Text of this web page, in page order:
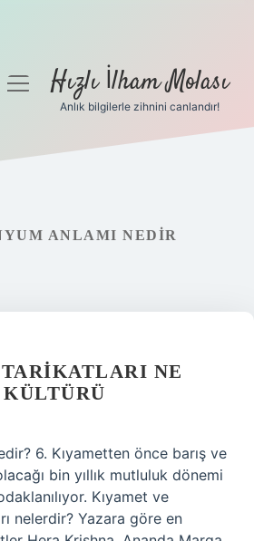
menüyüHızlı İlham Molası
Anlık bilgilerle zihnini canlandır!
ANLAMI NEDIR
NE
6. Kıyametten önce barış ve
bin yıllık mutluluk dönemi
Kıyamet ve
nelerdir? Yazara göre en